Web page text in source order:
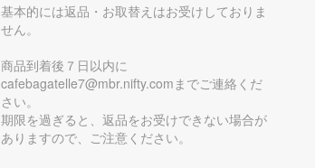
基本的には返品・お取替えはお受けしておりま
せん。
商品到着後７日以内に
cafebagatelle7@mbr.nifty.comまでご連絡くだ
さい。
期限を過ぎると、返品をお受けできない場合が
ありますので、ご注意ください。